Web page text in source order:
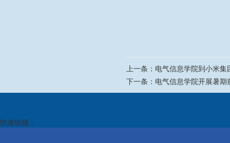
上一条： 电气信息学院到小米
下一条： 电气信息学院开展暑期
快速链接：